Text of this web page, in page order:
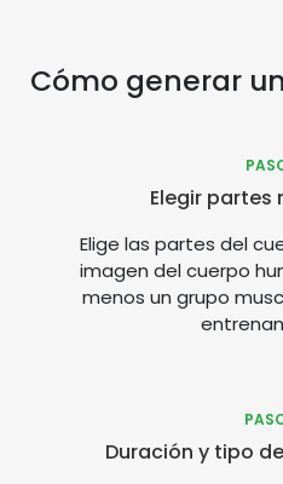
Cómo generar
Elegir partes
Elige las partes del
imagen del cuerpo
menos un grupo
Duración y tipo